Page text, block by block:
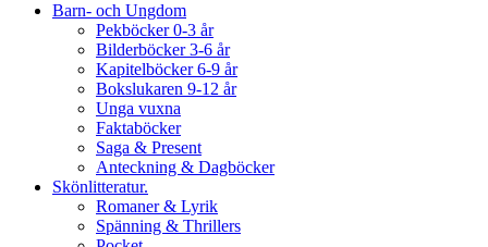
Barn- och Ungdom
Pekböcker 0-3 år
Bilderböcker 3-6 år
Kapitelböcker 6-9 år
Bokslukaren 9-12 år
Unga vuxna
Faktaböcker
Saga & Present
Anteckning & Dagböcker
Skönlitteratur.
Romaner & Lyrik
Spänning & Thrillers